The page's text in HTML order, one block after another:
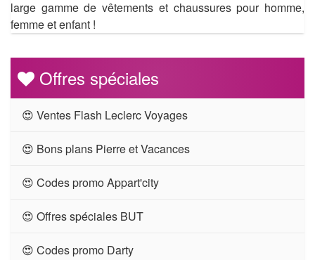
large gamme de vêtements et chaussures pour homme,
femme et enfant !
Offres spéciales
😍 Ventes Flash Leclerc Voyages
😍 Bons plans Pierre et Vacances
😍 Codes promo Appart'city
😍 Offres spéciales BUT
😍 Codes promo Darty